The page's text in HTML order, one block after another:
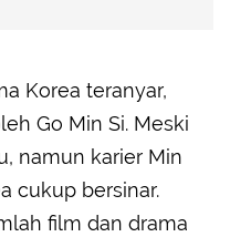
Korea teranyar,
Go Min Si. Meski
namun karier Min
cukup bersinar.
film dan drama